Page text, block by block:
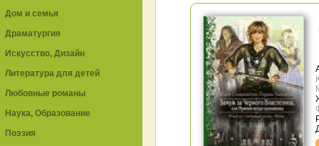
Дом и семья
Драматургия
Искусство, Дизайн
Литература для детей
Любовные романы
Наука, Образование
Поэзия